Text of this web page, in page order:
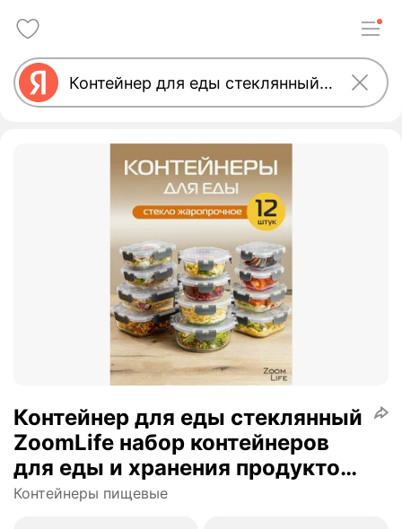
Контейнер для еды стеклянный
ZoomLife набор контейнеров
для еды и хранения продуктов
герметичный пищевой с
Контейнеры пищевые